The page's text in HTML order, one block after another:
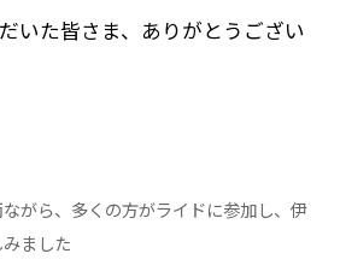
いた皆さま、ありがとうござい
がら、多くの方がライドに参加し、伊
ました